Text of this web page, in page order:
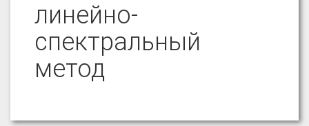
линейно-
спектральный
метод